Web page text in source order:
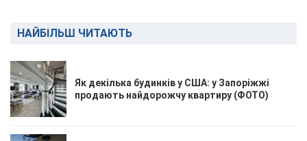
НАЙБІЛЬШ ЧИТАЮТЬ
Як декілька будинків у США: у Запоріжжі
продають найдорожчу квартиру (ФОТО)